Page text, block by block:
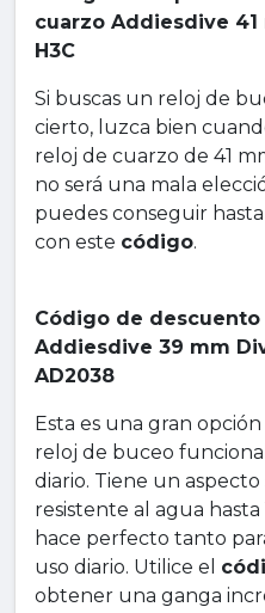
cuarzo Addiesdive 41
H3C
Si buscas un reloj de
cierto, luzca bien
reloj de cuarzo de 41
no será una mala
puedes conseguir
con este código.
Código de
Addiesdive 39 mm
AD2038
Esta es una gran
reloj de buceo
diario. Tiene un
resistente al agua
hace perfecto tanto
uso diario. Utilice el
obtener una ganga